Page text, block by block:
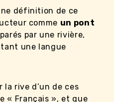
définition de ce
comme un pont
par une rivière,
une langue
rive d’un de ces
« Français », et que